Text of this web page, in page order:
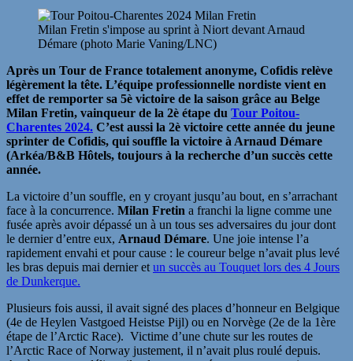
Milan Fretin s'impose au sprint à Niort devant Arnaud
Démare (photo Marie Vaning/LNC)
Après un Tour de France totalement anonyme, Cofidis relève
légèrement la tête. L’équipe professionnelle nordiste vient en
effet de remporter sa 5è victoire de la saison grâce au Belge
Milan Fretin, vainqueur de la 2è étape du Tour Poitou-
Charentes 2024. C’est aussi la 2è victoire cette année du jeune
sprinter de Cofidis, qui souffle la victoire à Arnaud Démare
(Arkéa/B&B Hôtels, toujours à la recherche d’un succès cette
année.
La victoire d’un souffle, en y croyant jusqu’au bout, en s’arrachant
face à la concurrence. Milan Fretin a franchi la ligne comme une
fusée après avoir dépassé un à un tous ses adversaires du jour dont
le dernier d’entre eux, Arnaud Démare. Une joie intense l’a
rapidement envahi et pour cause : le coureur belge n’avait plus levé
les bras depuis mai dernier et un succès au Touquet lors des 4 Jours
de Dunkerque.
Plusieurs fois aussi, il avait signé des places d’honneur en Belgique
(4e de Heylen Vastgoed Heistse Pijl) ou en Norvège (2e de la 1ère
étape de l’Arctic Race). Victime d’une chute sur les routes de
l’Arctic Race of Norway justement, il n’avait plus roulé depuis.